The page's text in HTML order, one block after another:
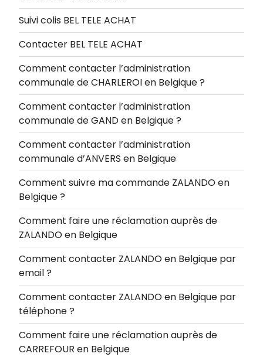
Suivi colis BEL TELE ACHAT
Contacter BEL TELE ACHAT
Comment contacter l’administration
communale de CHARLEROI en Belgique ?
Comment contacter l’administration
communale de GAND en Belgique ?
Comment contacter l’administration
communale d’ANVERS en Belgique
Comment suivre ma commande ZALANDO en
Belgique ?
Comment faire une réclamation auprès de
ZALANDO en Belgique
Comment contacter ZALANDO en Belgique par
email ?
Comment contacter ZALANDO en Belgique par
téléphone ?
Comment faire une réclamation auprès de
CARREFOUR en Belgique